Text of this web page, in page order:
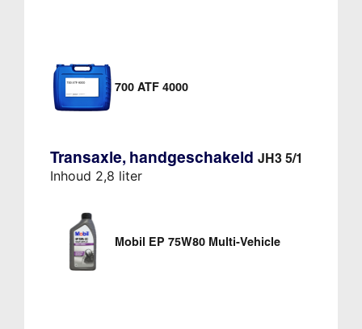
700 ATF 4000
Transaxle, handgeschakeld JH3 5/1
Inhoud 2,8 liter
Mobil EP 75W80 Multi-Vehicle